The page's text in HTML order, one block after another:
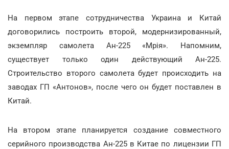
На первом этапе сотрудничества Украина и Китай
договорились построить второй, модернизированный,
экземпляр самолета Ан-225 «Мрія». Напомним,
существует только один действующий Ан-225.
Строительство второго самолета будет происходить на
заводах ГП «Антонов», после чего он будет поставлен в
Китай.
На втором этапе планируется создание совместного
серийного производства Ан-225 в Китае по лицензии ГП